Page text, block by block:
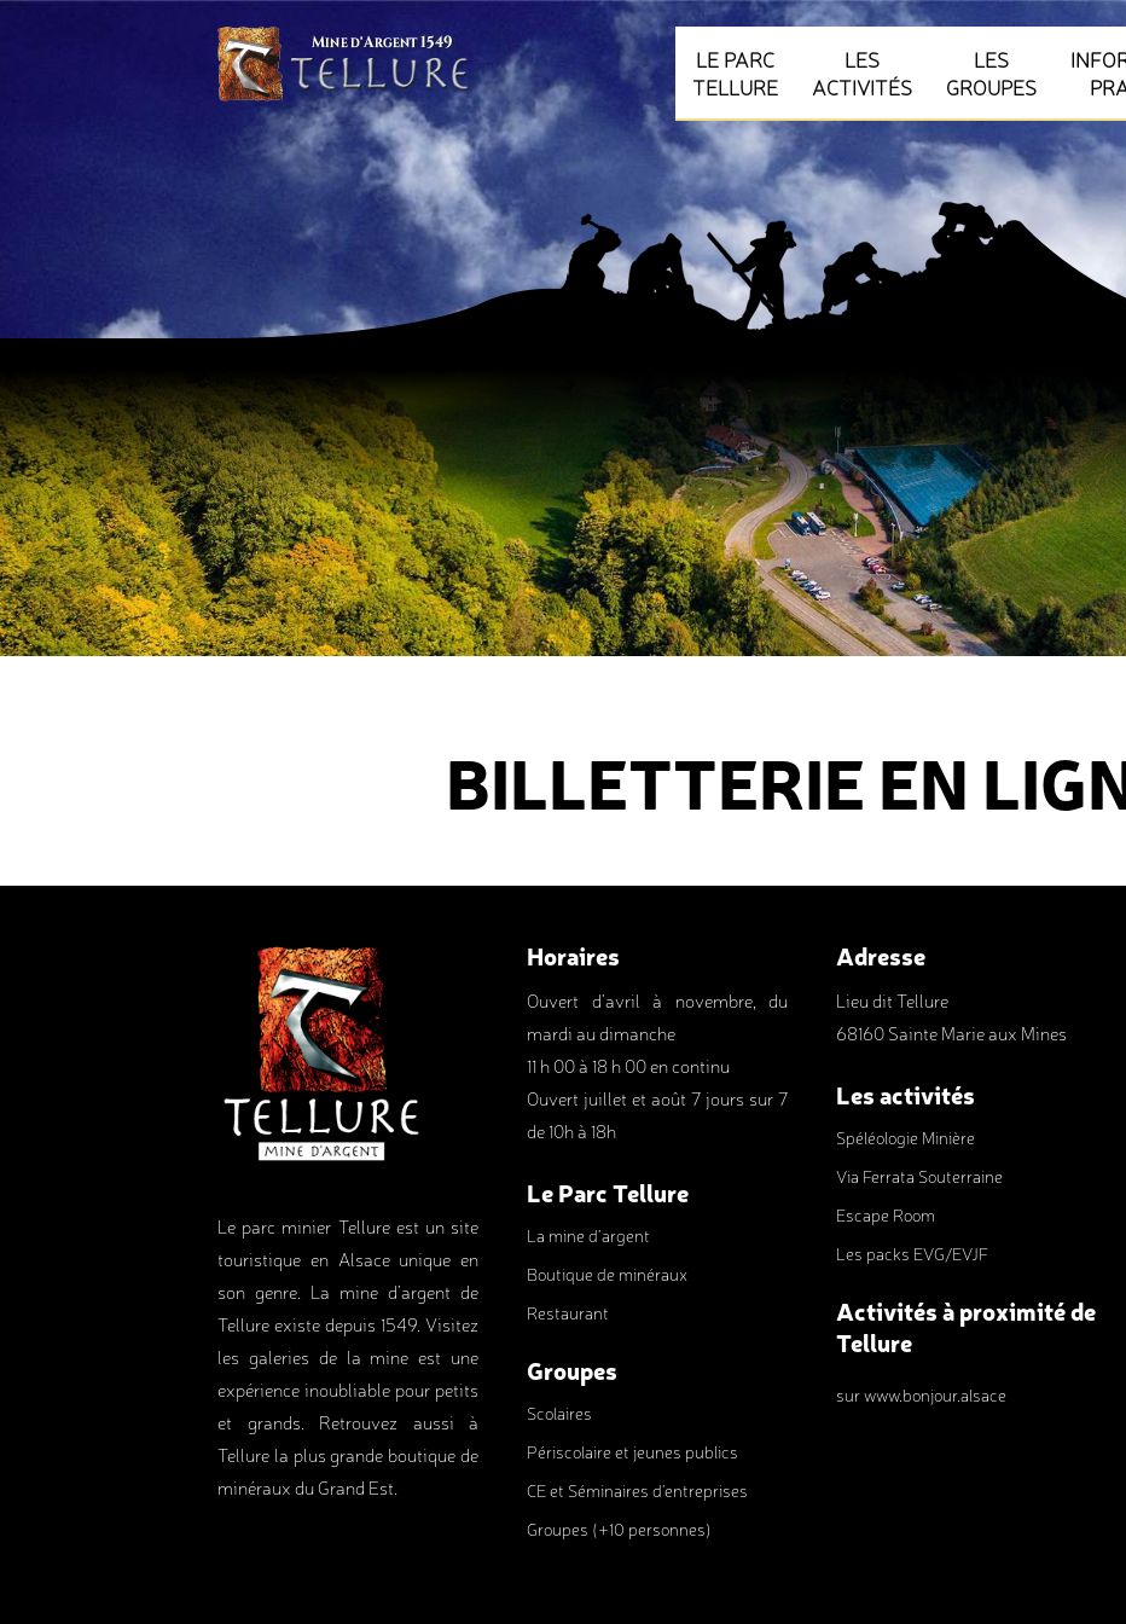
LE PARC
TELLURE
LES
ACTIVITÉS
LES
GROUPES
BILLETTERIE EN
Le parc minier Tellure est un site
touristique en Alsace unique en
son genre. La mine d’argent de
Tellure existe depuis 1549. Visitez
les galeries de la mine est une
expérience inoubliable pour petits
et grands. Retrouvez aussi à
Tellure la plus grande boutique de
minéraux du Grand Est.
Horaires
Ouvert d'avril à novembre, du
mardi au dimanche
11 h 00 à 18 h 00 en continu
Ouvert juillet et août 7 jours sur 7
de 10h à 18h
Le Parc Tellure
La mine d’argent
Boutique de minéraux
Restaurant
Groupes
Scolaires
Périscolaire et jeunes publics
CE et Séminaires d’entreprises
Groupes (+10 personnes)
Adresse
Lieu dit Tellure
68160 Sainte Marie aux Mines
Les activités
Spéléologie Minière
Via Ferrata Souterraine
Escape Room
Les packs EVG/EVJF
Activités à proximité de
Tellure
sur www.bonjour.alsace